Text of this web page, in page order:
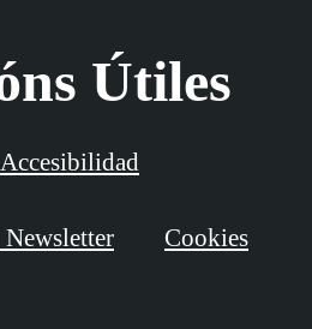
Útiles
Accesibilidad
Newsletter Cookies